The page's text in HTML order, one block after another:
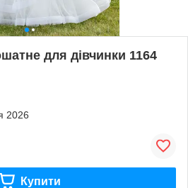
для дівчинки 1164
2026
Купити